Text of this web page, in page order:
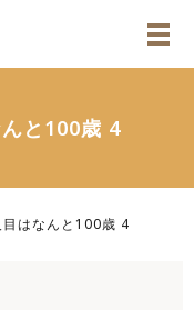
と100歳 4
はなんと100歳 4